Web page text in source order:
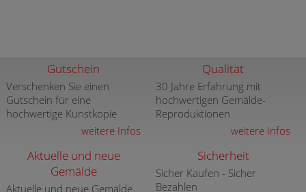
Gutschein
Verschenken Sie einen
Gutschein für eine
hochwertige Kunstkopie
weitere Infos
Qualität
30 Jahre Erfahrung mit
hochwertigen Gemälde-
Reproduktionen
weitere Infos
Aktuelle und neue
Gemälde
Aktuelle und neue Gemälde
Sicherheit
Sicher Kaufen - Sicher
Bezahlen